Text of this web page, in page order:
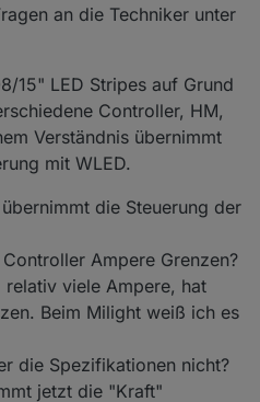
an die Techniker unter
15" LED Stripes auf Grund
Controller, HM,
Verständnis übernimmt
mit WLED.
die Steuerung der
Ampere Grenzen?
viele Ampere, hat
Beim Milight weiß ich es
die Spezifikationen nicht?
jetzt die "Kraft"